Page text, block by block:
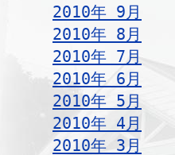
2010年 9月
2010年 8月
2010年 7月
2010年 6月
2010年 5月
2010年 4月
2010年 3月